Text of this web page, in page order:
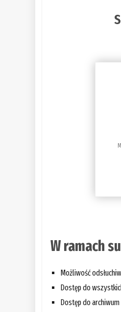
W ramach
Możliwość
Dostęp do
Dostęp do